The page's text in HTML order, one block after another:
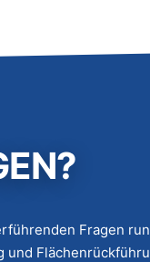
Fragen
und